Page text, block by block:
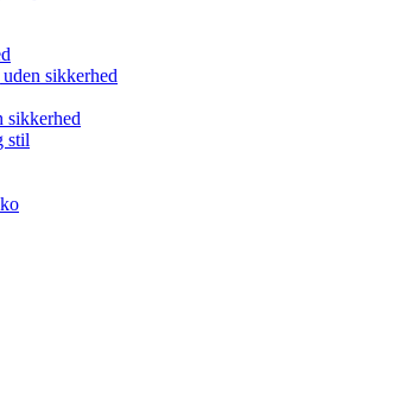
sikkerhed
sikkerhed
stil